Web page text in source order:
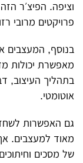
וציפה. הפיצ׳ר
פרויקטים מרובי
בנוסף, המעצבים
מאפשרת יכולות
בתהליך העיצוב,
אוטומטי.
גם האפשרות
מאוד למעצבים.
של מסכים